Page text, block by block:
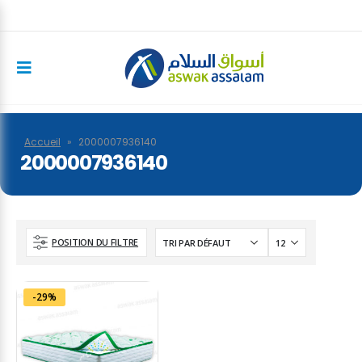
Accueil » 2000007936140
2000007936140
POSITION DU FILTRE
-29%